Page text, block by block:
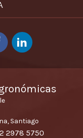
Santiago
2978 5750